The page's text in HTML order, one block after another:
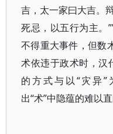
吉，太一家曰大吉。
死忌，以五行为主。
不得重大事件，但数
术依违于政术时，汉
的方式与以“灾异
出“术”中隐蕴的难以直